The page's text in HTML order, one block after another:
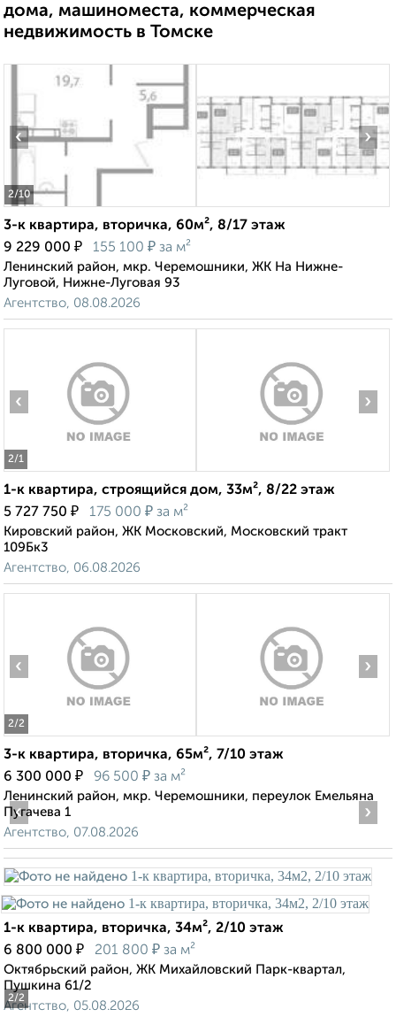
дома, машиноместа, коммерческая
недвижимость в Томске
2/10
‹ ›
3-к квартира, вторичка, 60м², 8/17 этаж
9 229 000 ₽ 155 100 ₽ за м²
Ленинский район, мкр. Черемошники, ЖК На Нижне-
Луговой, Нижне-Луговая 93
Агентство, 08.08.2026
2/1
‹ ›
1-к квартира, строящийся дом, 33м², 8/22 этаж
5 727 750 ₽ 175 000 ₽ за м²
Кировский район, ЖК Московский, Московский тракт
109Бк3
Агентство, 06.08.2026
2/2
‹ ›
3-к квартира, вторичка, 65м², 7/10 этаж
6 300 000 ₽ 96 500 ₽ за м²
Ленинский район, мкр. Черемошники, переулок Емельяна
Пугачева 1
Агентство, 07.08.2026
2/2
‹ ›
1-к квартира, вторичка, 34м², 2/10 этаж
6 800 000 ₽ 201 800 ₽ за м²
Октябрьский район, ЖК Михайловский Парк-квартал,
Пушкина 61/2
Агентство, 05.08.2026